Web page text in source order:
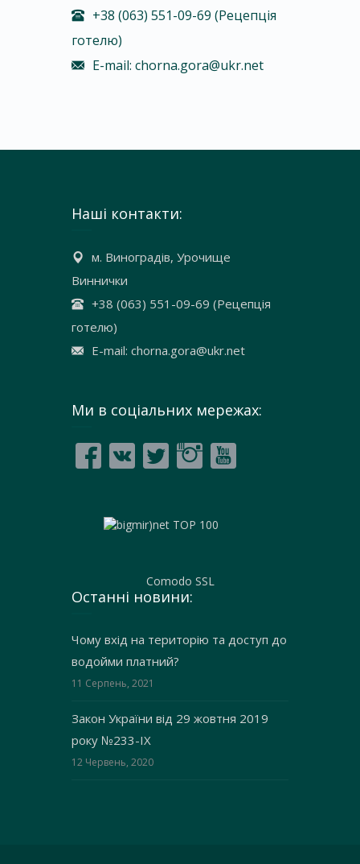
+38 (063) 551-09-69 (Рецепція
готелю)
E-mail: chorna.gora@ukr.net
Наші контакти:
м. Виноградів, Урочище
Виннички
+38 (063) 551-09-69 (Рецепція
готелю)
E-mail: chorna.gora@ukr.net
Ми в соціальних мережах:
Comodo SSL
Останні новини:
Чому вхід на територію та доступ до
водойми платний?
11 Серпень, 2021
Закон України від 29 жовтня 2019
року №233-IX
12 Червень, 2020